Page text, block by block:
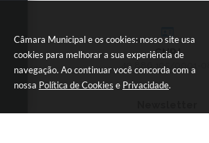
Câmara Municipal e os cookies: nosso site usa
cookies para melhorar a sua experiência de
navegação. Ao continuar você concorda com a
nossa Política de Cookies e Privacidade.
CNPJ
49.886.195/0001-08